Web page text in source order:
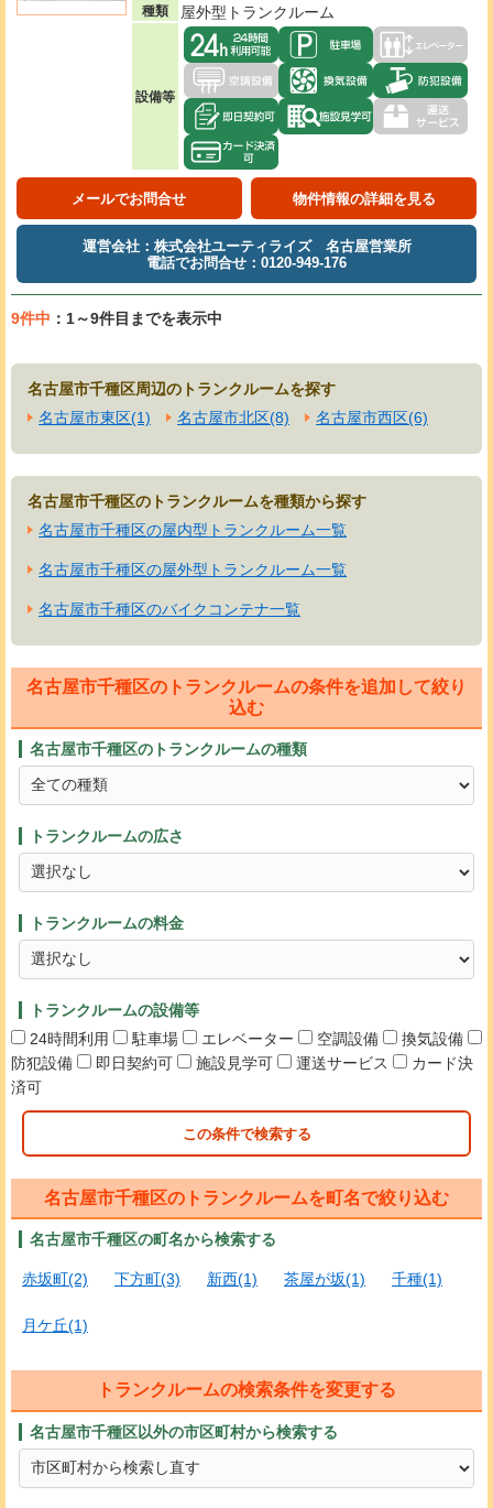
種類 屋外型トランクルーム
設備等
メールでお問合せ 物件情報の詳細を見る
運営会社：株式会社ユーティライズ 名古屋営業所
電話でお問合せ：0120-949-176
9件中 ：1～9件目までを表示中
名古屋市千種区周辺のトランクルームを探す
名古屋市東区(1)
名古屋市北区(8) 名古屋市西区(6)
名古屋市千種区のトランクルームを種類から探す
名古屋市千種区の屋内型トランクルーム一覧
名古屋市千種区の屋外型トランクルーム一覧
名古屋市千種区のバイクコンテナ一覧
名古屋市千種区のトランクルームの条件を追加して絞り
込む
名古屋市千種区のトランクルームの種類
トランクルームの広さ
トランクルームの料金
トランクルームの設備等
24時間利用
駐車場 エレベーター 空調設備
換気設備
防犯設備
即日契約可 施設見学可 運送サービス
カード決
済可
この条件で検索する
名古屋市千種区のトランクルームを町名で絞り込む
名古屋市千種区の町名から検索する
赤坂町(2) 下方町(3) 新西(1) 茶屋が坂(1) 千種(1)
月ケ丘(1)
トランクルームの検索条件を変更する
名古屋市千種区以外の市区町村から検索する